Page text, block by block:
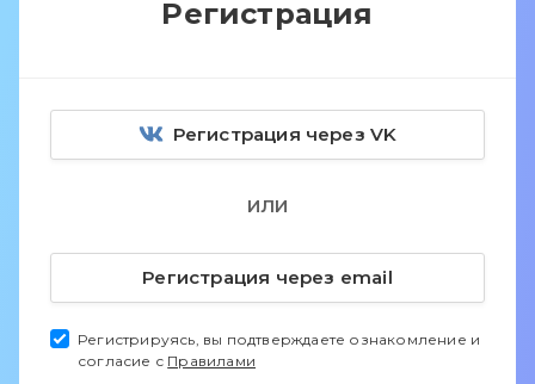
Регистрация
Регистрация через VK
ИЛИ
Регистрация через email
Регистрируясь, вы подтверждаете ознакомление и
согласие с Правилами